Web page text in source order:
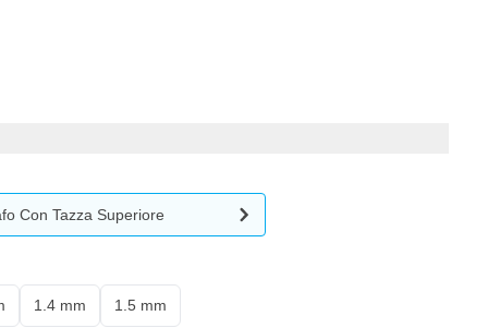
Con Tazza Superiore
1.4 mm 1.5 mm